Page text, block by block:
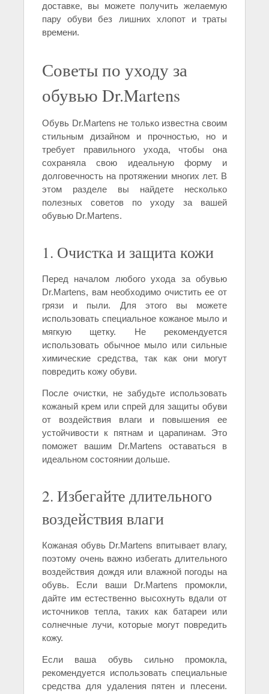
доставке, вы можете получить желаемую
пару обуви без лишних хлопот и траты
времени.
Советы по уходу за
обувью Dr.Martens
Обувь Dr.Martens не только известна своим
стильным дизайном и прочностью, но и
требует правильного ухода, чтобы она
сохраняла свою идеальную форму и
долговечность на протяжении многих лет. В
этом разделе вы найдете несколько
полезных советов по уходу за вашей
обувью Dr.Martens.
1. Очистка и защита кожи
Перед началом любого ухода за обувью
Dr.Martens, вам необходимо очистить ее от
грязи и пыли. Для этого вы можете
использовать специальное кожаное мыло и
мягкую щетку. Не рекомендуется
использовать обычное мыло или сильные
химические средства, так как они могут
повредить кожу обуви.
После очистки, не забудьте использовать
кожаный крем или спрей для защиты обуви
от воздействия влаги и повышения ее
устойчивости к пятнам и царапинам. Это
поможет вашим Dr.Martens оставаться в
идеальном состоянии дольше.
2. Избегайте длительного
воздействия влаги
Кожаная обувь Dr.Martens впитывает влагу,
поэтому очень важно избегать длительного
воздействия дождя или влажной погоды на
обувь. Если ваши Dr.Martens промокли,
дайте им естественно высохнуть вдали от
источников тепла, таких как батареи или
солнечные лучи, которые могут повредить
кожу.
Если ваша обувь сильно промокла,
рекомендуется использовать специальные
средства для удаления пятен и плесени.